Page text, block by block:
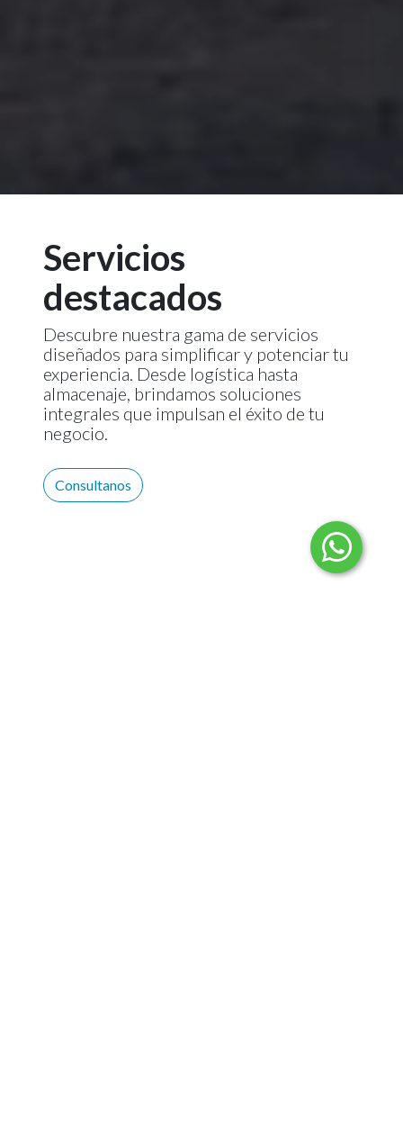
Servicios
destacados
Descubre nuestra gama de servicios
diseñados para simplificar y potenciar tu
experiencia. Desde logística hasta
almacenaje, brindamos soluciones
integrales que impulsan el éxito de tu
negocio.
Consultanos